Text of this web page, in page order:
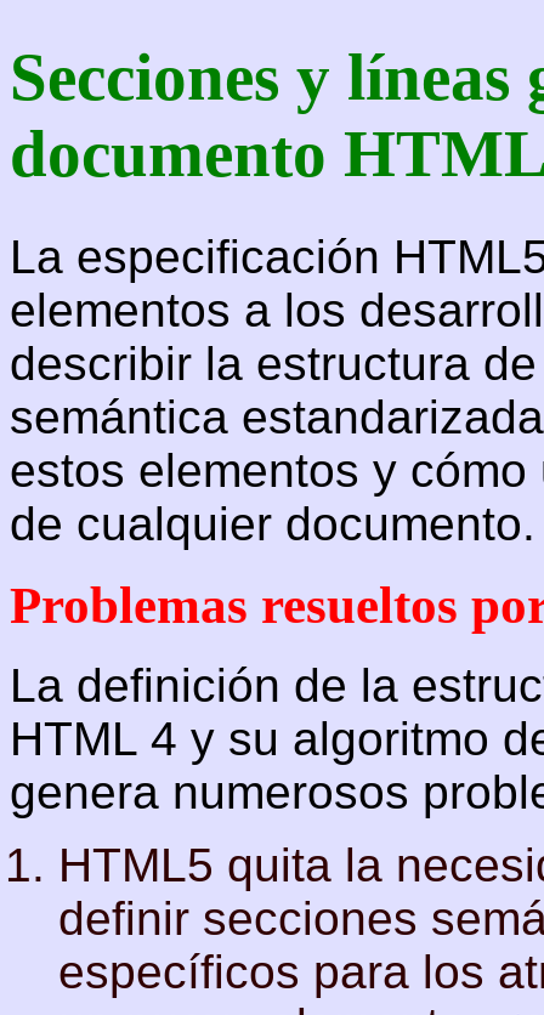
Secciones y líneas
documento
La especificación
elementos a los
describir la estructura
semántica
estos elementos y
de cualquier documento.
Problemas resueltos
La definición de la
HTML 4 y su algoritmo
genera numerosos
HTML5 quita la
definir secciones
específicos para los